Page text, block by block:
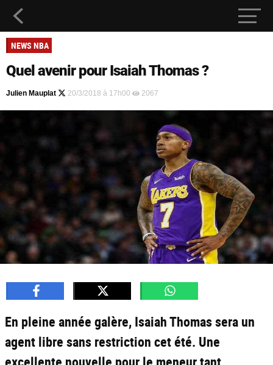
NEWS NBA
Quel avenir pour Isaiah Thomas ?
Julien Mauplat 20/3/2018 à 17h00 2067
En pleine année galère, Isaiah Thomas sera un
agent libre sans restriction cet été. Une